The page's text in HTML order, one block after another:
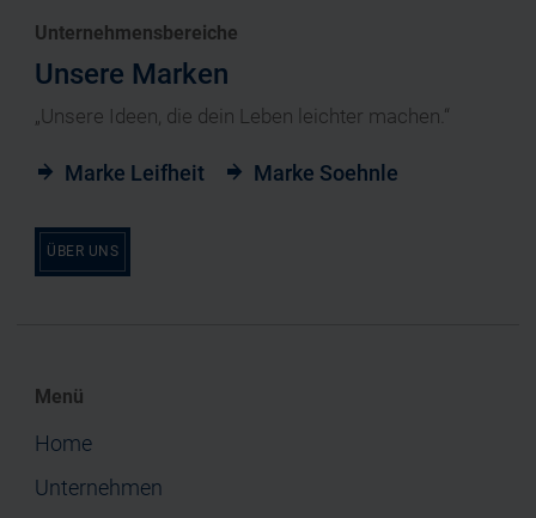
Unternehmensbereiche
Unsere Marken
„Unsere Ideen, die dein Leben leichter machen.“
Marke Leifheit Marke Soehnle
ÜBER UNS
Menü
Home
Unternehmen